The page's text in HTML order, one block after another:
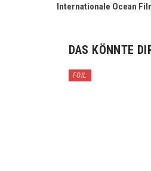
Internationale Ocean
DAS KÖNNTE
FOIL